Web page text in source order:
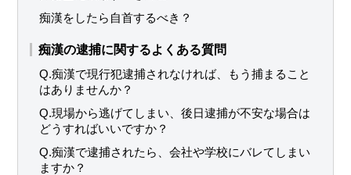
痴漢をしたら自首するべき？
痴漢の逮捕に関するよくある質問
Q.痴漢で現行犯逮捕されなければ、もう捕まること
はありませんか？
Q.現場から逃げてしまい、後日逮捕が不安な場合は
どうすればいいですか？
Q.痴漢で逮捕されたら、会社や学校にバレてしまい
ますか？